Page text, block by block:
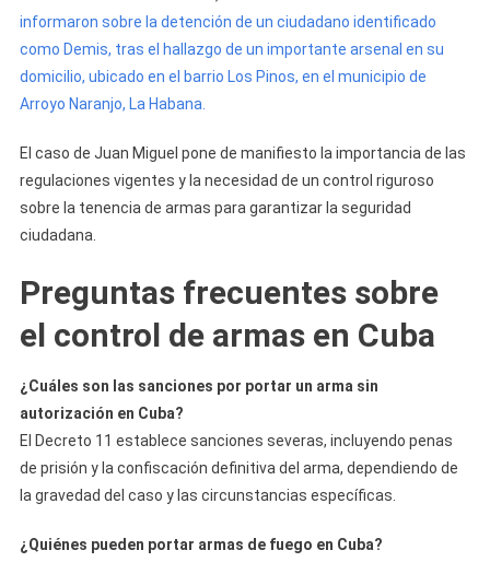
informaron sobre la detención de un ciudadano identificado
como Demis, tras el hallazgo de un importante arsenal en su
domicilio, ubicado en el barrio Los Pinos, en el municipio de
Arroyo Naranjo, La Habana.
El caso de Juan Miguel pone de manifiesto la importancia de las
regulaciones vigentes y la necesidad de un control riguroso
sobre la tenencia de armas para garantizar la seguridad
ciudadana.
Preguntas frecuentes sobre
el control de armas en Cuba
¿Cuáles son las sanciones por portar un arma sin
autorización en Cuba?
El Decreto 11 establece sanciones severas, incluyendo penas
de prisión y la confiscación definitiva del arma, dependiendo de
la gravedad del caso y las circunstancias específicas.
¿Quiénes pueden portar armas de fuego en Cuba?